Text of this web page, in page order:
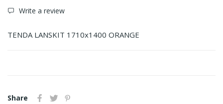
Write a review
TENDA LANSKIT 1710x1400 ORANGE
Share